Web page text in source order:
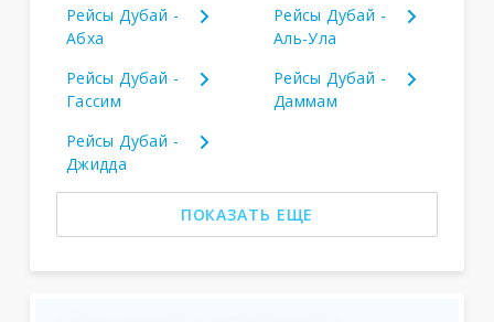
Рейсы Дубай -
Абха
Рейсы Дубай -
Аль-Ула
Рейсы Дубай -
Гассим
Рейсы Дубай -
Даммам
Рейсы Дубай -
Джидда
ПОКАЗАТЬ ЕЩЕ